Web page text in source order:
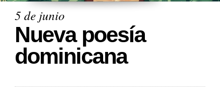
5 de junio
Nueva poesía
dominicana